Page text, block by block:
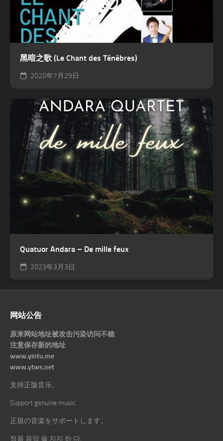
黑暗之歌 (Le Chant des Ténèbres)
2020年7月29日
Quatuor Andara – De mille feux
2023年3月3日
网站公告
原来网站地址被攻击污染访问不稳
注意保存新的地址
www.yintu.me
www.ytws.net
支持正版音乐。
Support genuine music.
正規の音楽をサポートします。
정품 음악 을 지지 하 다.